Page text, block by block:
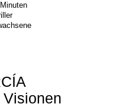
Visionen